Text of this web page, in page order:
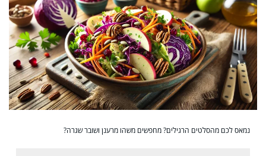
נמאס לכם מהסלטים הרגילים? מחפשים משהו מרענן ושובר שגרה?